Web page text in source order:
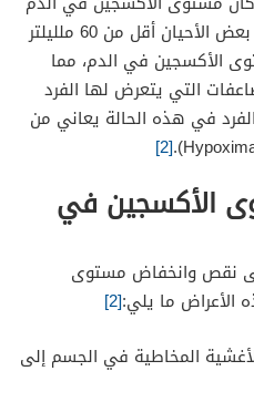
أقل من 75 ملليمتر زئبقي أو في بعض الأحيان أقل من 60 ملليلتر
الأكسجين في الدم، مما
التي يتعرض لها الفرد
في هذه الحالة يعاني من
[2]
الأكسجين في
نقص وانخفاض مستوى
ما يلي:[2]
المخاطية في الجسم إلى